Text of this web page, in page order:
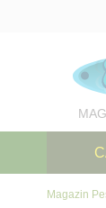
Magazin